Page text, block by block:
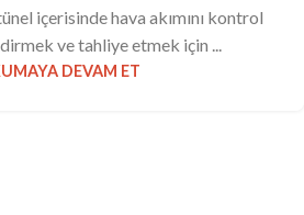
içerisinde hava akımını kontrol
ve tahliye etmek için ...
DEVAM ET